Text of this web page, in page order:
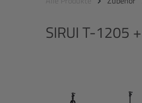
Video
Fujifilm
SIRUIT-1205